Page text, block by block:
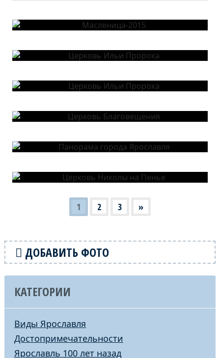
1 2 3 »
ДОБАВИТЬ ФОТО
КАТЕГОРИИ
Виды Ярославля
Достопримечательности
Ярославль 100 лет назад